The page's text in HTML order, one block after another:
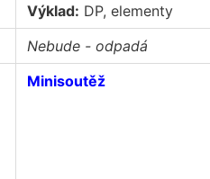
Výklad: DP, elementy
Nebude - odpadá
Minisoutěž